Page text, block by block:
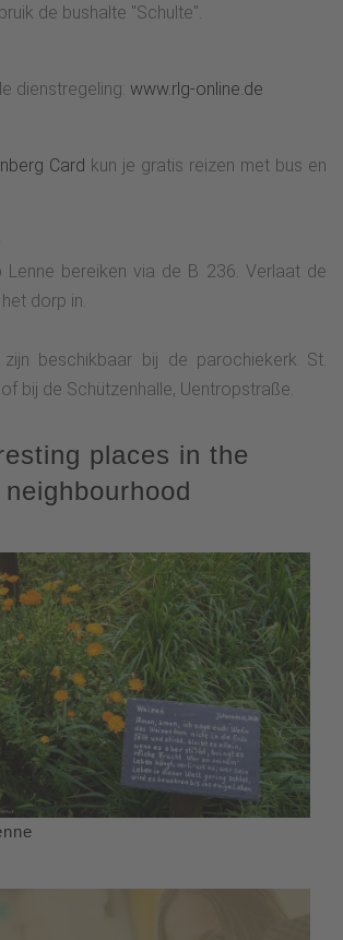
de bushalte "Schulte".
dienstregeling: www.rlg-online.de
Card kun je gratis reizen met bus en
bereiken via de B 236. Verlaat de
dorp in.
zijn beschikbaar bij de parochiekerk St.
bij de Schützenhalle, Uentropstraße.
places in the
neighbourhood